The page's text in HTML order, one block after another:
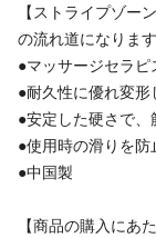
【ストライプゾー
の流れ道になります
●マッサージセラピ
●耐久性に優れ変形
●安定した硬さで、
●使用時の滑りを
●中国製
【商品の購入にあ